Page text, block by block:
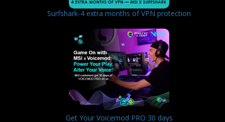
Surfshark-4 extra months of VPN protection
Get Your Voicemod PRO 30 days